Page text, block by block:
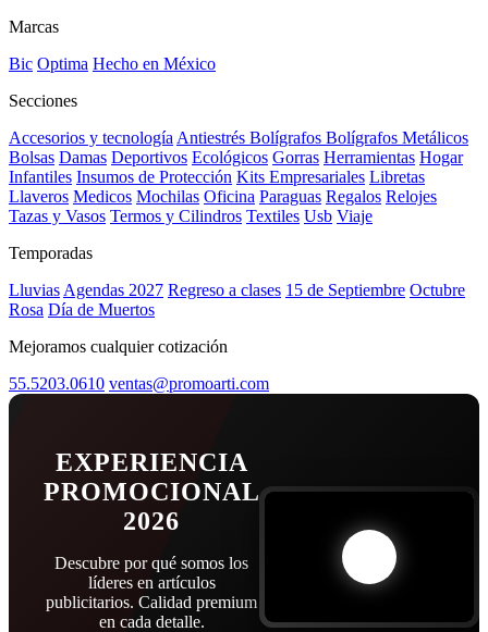
Marcas
Bic Optima Hecho en México
Secciones
Accesorios y tecnología Antiestrés Bolígrafos Bolígrafos Metálicos
Bolsas Damas Deportivos Ecológicos Gorras Herramientas Hogar
Infantiles Insumos de Protección Kits Empresariales Libretas
Llaveros Medicos Mochilas Oficina Paraguas Regalos Relojes
Tazas y Vasos Termos y Cilindros Textiles Usb Viaje
Temporadas
Lluvias Agendas 2027 Regreso a clases 15 de Septiembre Octubre
Rosa Día de Muertos
Mejoramos cualquier cotización
55.5203.0610 ventas@promoarti.com
EXPERIENCIA
PROMOCIONAL
2026
Descubre por qué somos los
líderes en artículos
publicitarios. Calidad premium
en cada detalle.